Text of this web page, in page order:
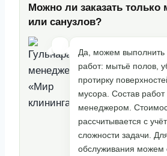
Можно ли заказать
или санузлов?
Да, можем выполнить
работ: мытьё полов,
протирку
мусора. Состав работ
менеджером.
рассчитывается с
сложности задачи.
обслуживания можем